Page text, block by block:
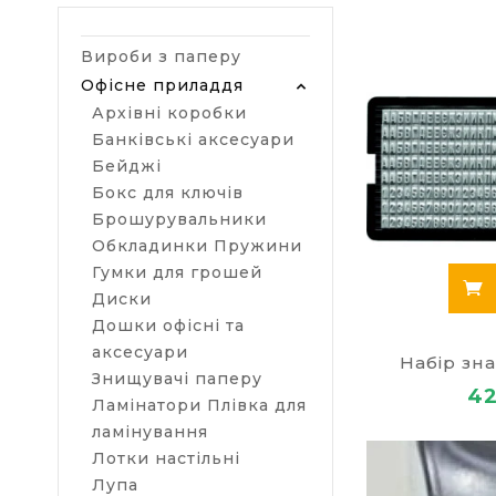
Вироби з паперу
Офісне приладдя
Архівні коробки
Банківські аксесуари
Бейджі
Бокс для ключів
Брошурувальники
Обкладинки Пружини
Гумки для грошей
Диски
Дошки офісні та
аксесуари
Знищувачі паперу
Ламінатори Плівка для
ламінування
Лотки настільні
Лупа
папки;
архівні
ручки;
файли;
олівці
маркери
В інтернет-
Вироби з
Товари
Офісна
Набір